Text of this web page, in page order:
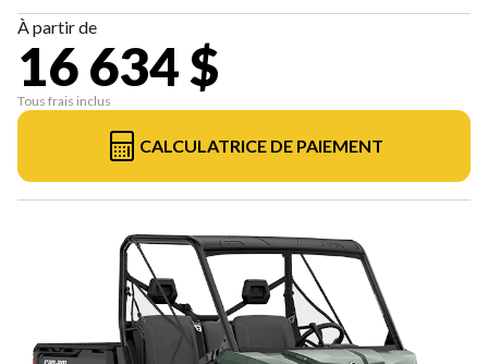
À partir de
16 634 $
Tous frais inclus
CALCULATRICE DE PAIEMENT